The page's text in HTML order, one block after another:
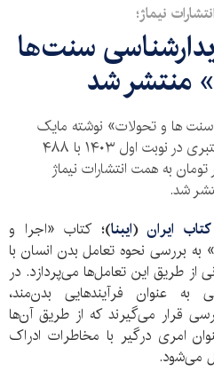
نیماژ؛
سنت‌ها
منتشر شد
سنت ها و تحولات» نوشته مایک
بلکر و ترجمه غلامرضا خلعتبری در نوبت اول ۱۴۰۳ با ۴۸۸
قیمت ۴۶۴ هزار تومان به همت انتشارات نیماژ
شد.
ایران(ایبنا)؛ کتاب «اجرا و
بررسی نحوه تعامل بدن انسان با
طریق این تعامل‌ها می‌پردازد. در
به عنوان فرآیندهایی بدن‌مند،
قرار می‌گیرند که از طریق آن‌ها
امری درگیر با مخاطرات ادراک
می‌شود.